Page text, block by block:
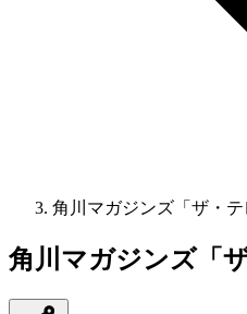
角川マガジンズ「ザ・テ
角川マガジンズ「